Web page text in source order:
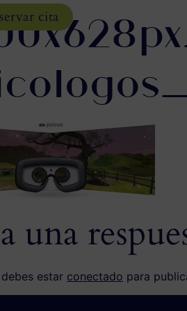
cita
una
estar conectado para